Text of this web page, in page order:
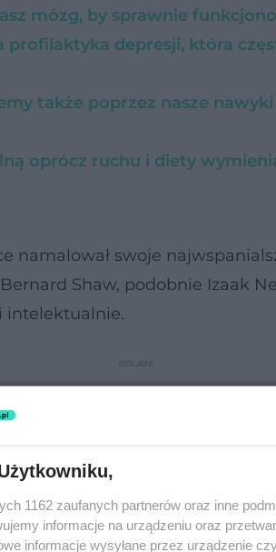
mózg, by sprawnie
profilaktyka depresji, która
także poprzez nasze
oprócz ruchu i diety
namalował swoje
Shaw, podobnie Izaak
intelektualnie.
1162 zaufanych partnerów oraz inne
informacje na urządzeniu oraz
informacje wysyłane przez urządzenie